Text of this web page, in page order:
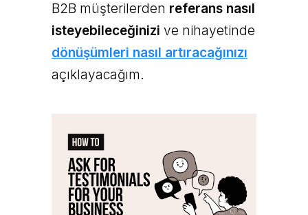
B2B müşterilerden referans nasıl
isteyebileceğinizi ve nihayetinde
dönüşümleri nasıl artıracağınızı
açıklayacağım.